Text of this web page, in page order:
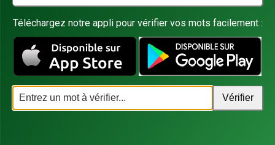
Téléchargez notre appli pour vérifier vos mots facilement :